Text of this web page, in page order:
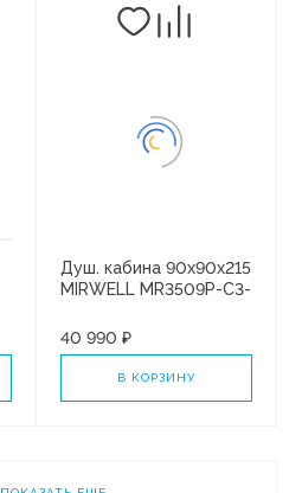
Душ. кабина 90x90x215
MIRWELL MR3509P-C3-
Белая/матовая
40 990 ₽
В КОРЗИНУ